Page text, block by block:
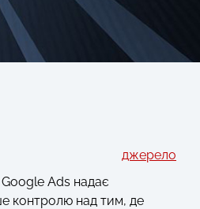
джерело
Ads надає
контролю над тим, де